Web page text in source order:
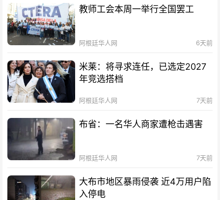
教师工会本周一举行全国罢工
阿根廷华人网 6天前
米莱：将寻求连任，已选定2027
年竞选搭档
阿根廷华人网 7天前
布省：一名华人商家遭枪击遇害
阿根廷华人网 7天前
大布市地区暴雨侵袭 近4万用户陷
入停电